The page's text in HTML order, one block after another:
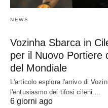
NEWS
Vozinha Sbarca in
per il Nuovo Portiere
del Mondiale
L'articolo esplora l'arrivo di
l'entusiasmo dei tifosi cileni.…
6 giorni ago